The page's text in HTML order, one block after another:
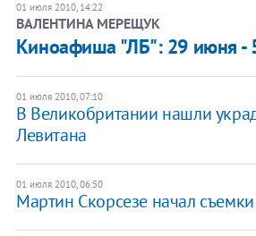
01 июля 2010, 14:22
ВАЛЕНТИНА МЕРЕЩУК
Киноафиша "ЛБ": 29 июня -
01 июля 2010, 07:10
В Великобритании нашли
Левитана
01 июля 2010, 06:50
Мартин Скорсезе начал